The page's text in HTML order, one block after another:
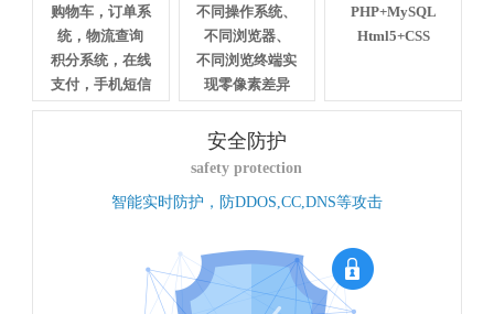
购物车，订单系
统，物流查询
积分系统，在线
支付，手机短信
不同操作系统、
不同浏览器、
不同浏览终端实
现零像素差异
PHP+MySQL
Html5+CSS
安全防护
safety protection
智能实时防护，防DDOS,CC,DNS等攻击